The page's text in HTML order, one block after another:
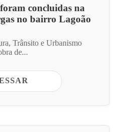
concluidas na
no bairro Lagoão
Trânsito e Urbanismo
de...